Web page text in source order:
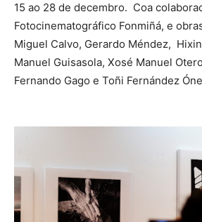
15 ao 28 de decembro. Coa
Fotocinematográfico Fonmiñá, e
Miguel Calvo, Gerardo Méndez,
Manuel Guisasola, Xosé Manuel
Fernando Gago e Toñi Fernández